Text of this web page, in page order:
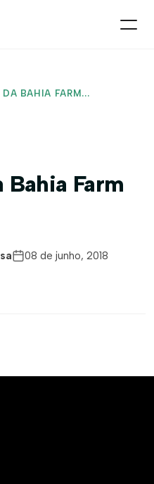
DA BAHIA FARM...
Farm
08 de junho, 2018